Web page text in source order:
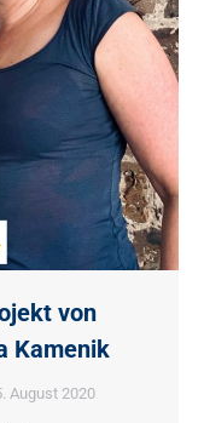
von
Kamenik
August 2020